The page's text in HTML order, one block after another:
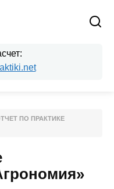
ПО ПРАКТИКЕ